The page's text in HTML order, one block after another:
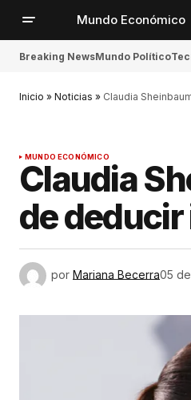
Mundo Económico
Breaking NewsMundo Político
Inicio » Noticias » Claudia
MUNDO ECONÓMICO
Claudia
de
por Mariana Becerra05